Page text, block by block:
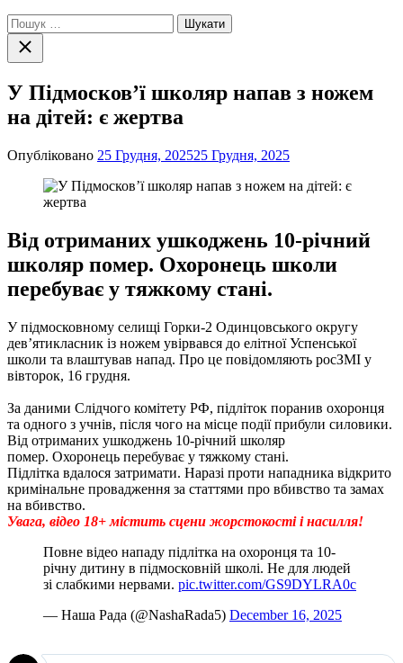
Пошук:
Закрити
пошук
У Підмосков’ї школяр напав з ножем
на дітей: є жертва
Опубліковано 25 Грудня, 202525 Грудня, 2025
Від отриманих ушкоджень 10-річний
школяр помер. Охоронець школи
перебуває у тяжкому стані.
У підмосковному селищі Горки-2 Одинцовського округу
дев’ятикласник із ножем увірвався до елітної Успенської
школи та влаштував напад. Про це повідомляють росЗМІ у
вівторок, 16 грудня.
За даними Слідчого комітету РФ, підліток поранив охоронця
та одного з учнів, після чого на місце події прибули силовики.
Від отриманих ушкоджень 10-річний школяр
помер. Охоронець перебуває у тяжкому стані.
Підлітка вдалося затримати. Наразі проти нападника відкрито
кримінальне провадження за статтями про вбивство та замах
на вбивство.
Увага, відео 18+ містить сцени жорстокості і насилля!
Повне відео нападу підлітка на охоронця та 10-
річну дитину в підмосковній школі. Не для людей
зі слабкими нервами. pic.twitter.com/GS9DYLRA0c
— Наша Радa (@NashaRada5) December 16, 2025